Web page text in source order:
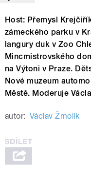
Host: Přemysl
zámeckého parku v
langury duk v Zoo
Mincmistrovského
na Výtoni v Praze.
Nové muzeum
Městě. Moderuje
autor: Václav Žmolík